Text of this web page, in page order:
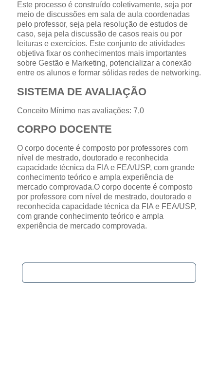
Este processo é construído coletivamente, seja por
meio de discussões em sala de aula coordenadas
pelo professor, seja pela resolução de estudos de
caso, seja pela discussão de casos reais ou por
leituras e exercícios. Este conjunto de atividades
objetiva fixar os conhecimentos mais importantes
sobre Gestão e Marketing, potencializar a conexão
entre os alunos e formar sólidas redes de networking.
SISTEMA DE AVALIAÇÃO
Conceito Mínimo nas avaliações: 7,0
CORPO DOCENTE
O corpo docente é composto por professores com
nível de mestrado, doutorado e reconhecida
capacidade técnica da FIA e FEA/USP, com grande
conhecimento teórico e ampla experiência de
mercado comprovada.O corpo docente é composto
por professore com nível de mestrado, doutorado e
reconhecida capacidade técnica da FIA e FEA/USP,
com grande conhecimento teórico e ampla
experiência de mercado comprovada.